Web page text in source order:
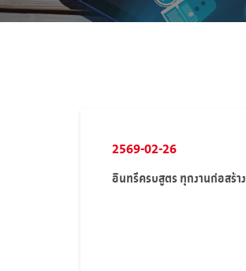
2569-02-26
อินทรีครบสูตร ทุกงานก่อสร้าง